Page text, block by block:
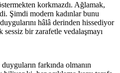
korkmazdı. Ağlamak,
Şimdi modern kadınlar bunu
hâlâ derinden hissediyor
bir zarafetle vedalaşmayı
farkında olmanın